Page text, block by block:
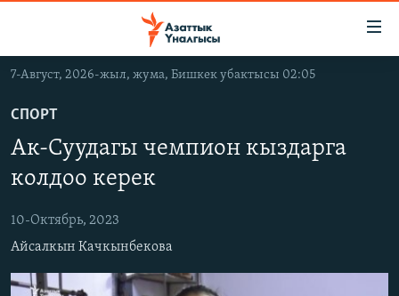
Навигацияга
өтүңүз
салыңызКЫРГЫЗСТАН
САЯСАТ
ЭКОНОМИКА
МАДАНИЯТ
ДҮЙНӨ
ДҮЙНӨ
БОРБОР АЗИЯ
УКРАИНА
АТАЙЫН ИЛИКТӨӨ
ТВ ПРОГРАММАЛАР
БҮГҮН АЗАТТЫКТА
ПОДКАСТ
7-Август, 2026-жыл, жума, Бишкек убактысы 02:05
СПОРТ
Ак-Суудагы чемпион кыздарга
колдоо керек
10-Октябрь, 2023
Айсалкын Качкынбекова